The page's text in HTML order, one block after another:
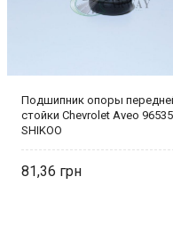
Подшипник опоры
стойки Chevrolet Aveo
SHIKOO
81,36